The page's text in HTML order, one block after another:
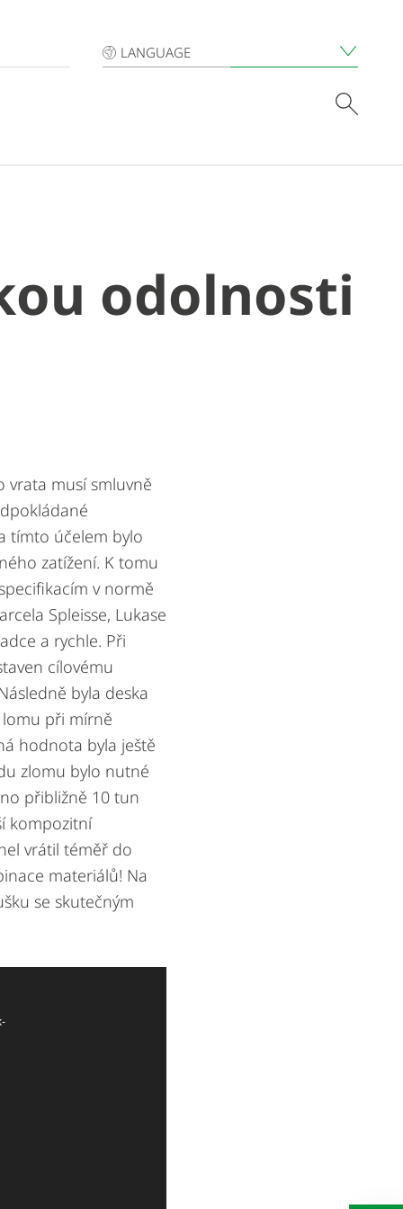
LANGUAGE
odolnosti
vrata musí smluvně
tímto účelem bylo
zatížení. K tomu
v normě
Spleisse, Lukase
a rychle. Při
cílovému
byla deska
při mírně
hodnota byla ještě
zlomu bylo nutné
přibližně 10 tun
kompozitní
vrátil téměř do
materiálů! Na
se skutečným